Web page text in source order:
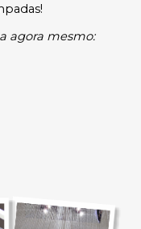
!
agora mesmo: